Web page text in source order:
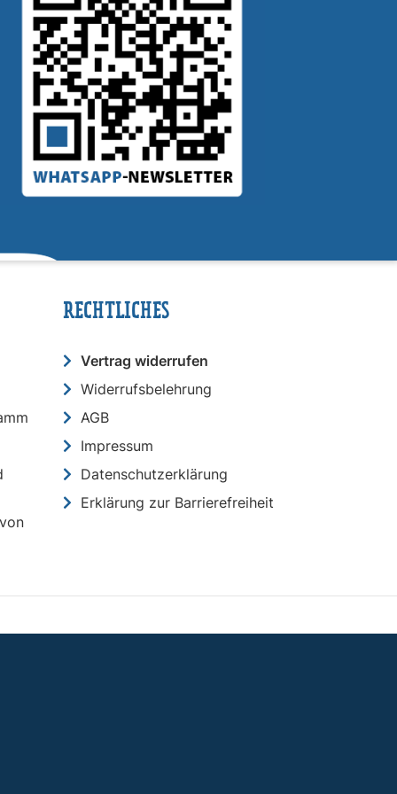
RECHTLICHES
Vertrag widerrufen
Widerrufsbelehrung
AGB
Impressum
Datenschutzerklärung
Erklärung zur Barrierefreiheit